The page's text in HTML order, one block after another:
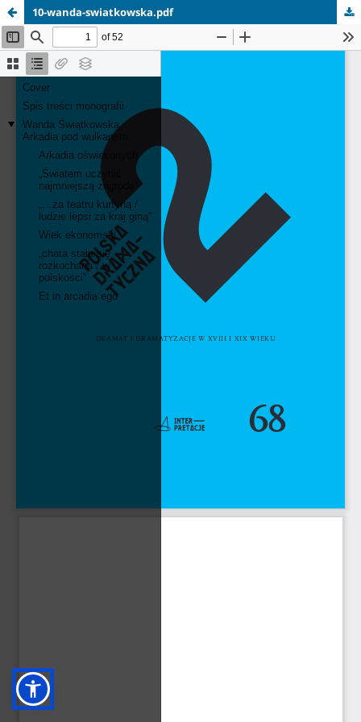
10-wanda-swiatkowska.pdf